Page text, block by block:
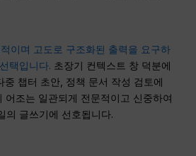
이며 고도로 구조화된 출력을 요구하
택입니다. 초장기 컨텍스트 창 덕분에
중 챕터 초안, 정책 문서 작성 검토에
어조는 일관되게 전문적이고 신중하여
의 글쓰기에 선호됩니다.